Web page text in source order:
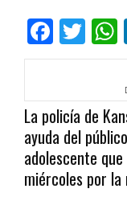
La policía de
ayuda del
adolescente
miércoles por la